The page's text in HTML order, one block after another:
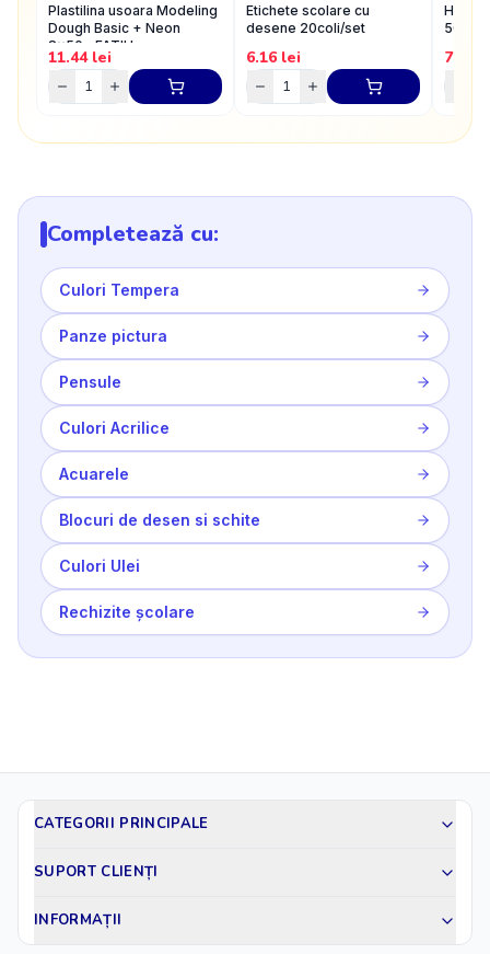
Plastilina usoara Modeling
Dough Basic + Neon
8x50g FATIH
11.44lei
Etichete scolare cu
desene 20coli/set
6.16lei
Hartie
7.15
Completează cu:
Culori Tempera
Panze pictura
Pensule
Culori Acrilice
Acuarele
Blocuri de desen si schite
Culori Ulei
Rechizite școlare
CATEGORII PRINCIPALE
SUPORT CLIENȚI
INFORMAȚII